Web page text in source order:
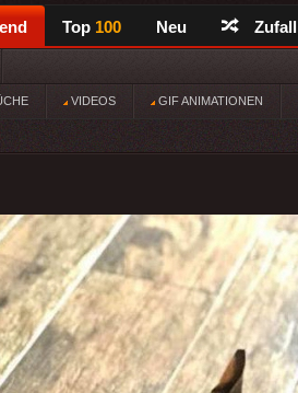
Top 100 Neu Zufall
VIDEOS GIF ANIMATIONEN